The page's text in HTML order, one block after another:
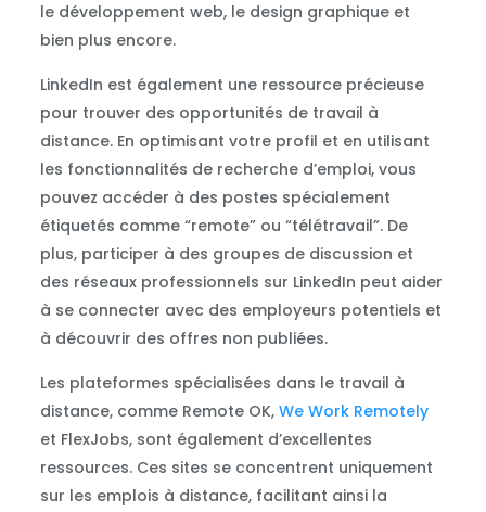
le développement web, le design graphique et
bien plus encore.
LinkedIn est également une ressource précieuse
pour trouver des opportunités de travail à
distance. En optimisant votre profil et en utilisant
les fonctionnalités de recherche d’emploi, vous
pouvez accéder à des postes spécialement
étiquetés comme “remote” ou “télétravail”. De
plus, participer à des groupes de discussion et
des réseaux professionnels sur LinkedIn peut aider
à se connecter avec des employeurs potentiels et
à découvrir des offres non publiées.
Les plateformes spécialisées dans le travail à
distance, comme Remote OK, We Work Remotely
et FlexJobs, sont également d’excellentes
ressources. Ces sites se concentrent uniquement
sur les emplois à distance, facilitant ainsi la